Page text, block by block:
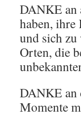
DANKE an
haben, ihre
und sich
Orten, die
DANKE an
Momente